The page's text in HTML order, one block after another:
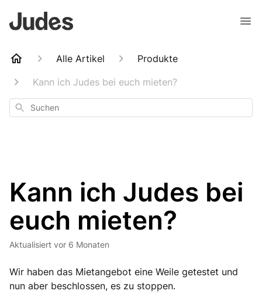
Alle Artikel
Produkte
Kann ich Judes bei euch mieten?
Suchen
Kann ich Judes bei
euch mieten?
Aktualisiert vor 6 Monaten
Wir haben das Mietangebot eine Weile getestet und
nun aber beschlossen, es zu stoppen.